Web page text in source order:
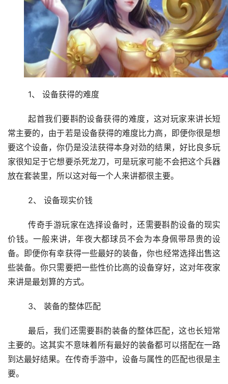
	1、 设备获得的难度
	起首我们要斟酌设备获得的难度，这对玩家来讲长短
常主要的，由于若是设备获得的难度比力高，即便你很是想
要这个设备，你仍是没法获得本身对劲的结果，好比良多玩
家很知足于它想要杀死龙刀，可是玩家可能不会把这个兵器
放在套装里，所以这对每一个人来讲都很主要。
	2、 设备现实价钱
	传奇手游玩家在选择设备时，还需要斟酌设备的现实
价钱。一般来讲，年夜大都球员不会为本身佩带昂贵的设
备。即便你有幸获得一些最好的装备，你也经常选择出售这
些装备。你只需要把一些性价比高的设备穿好，这对年夜家
来讲是最划算的方式。
	3、 装备的整体匹配
	最后，我们还需要斟酌装备的整体匹配，这也长短常
主要的。这其实不意味着所有最好的装备都可以搭配在一路
到达最好结果。在传奇手游中，设备与属性的匹配也很是主
要。